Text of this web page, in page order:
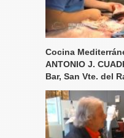
Cocina
ANTONIO J.
Bar, San Vte. del